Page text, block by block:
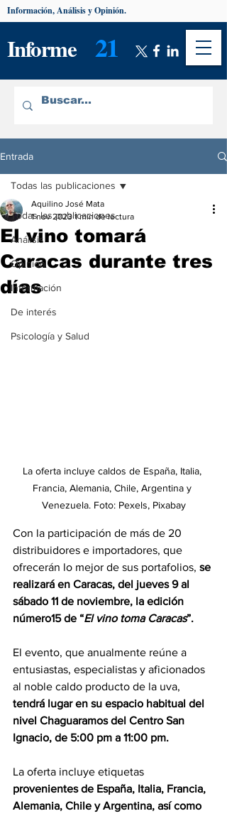
Informe 21
Información, Análisis y Opinión.
Entrada
Todas las publicaciones
Análisis
Opinión
Información
De interés
Psicología y Salud
Todas las publicaciones
El vino tomará
Caracas durante tres
días
Aquilino José Mata
1 nov 2023 1 min de lectura
La oferta incluye caldos de España, Italia,
Francia, Alemania, Chile, Argentina y
Venezuela. Foto: Pexels, Pixabay
Con la participación de más de 20
distribuidores e importadores, que
ofrecerán lo mejor de sus portafolios, se
realizará en Caracas, del jueves 9 al
sábado 11 de noviembre, la edición
número15 de “El vino toma Caracas”.
El evento, que anualmente reúne a
entusiastas, especialistas y aficionados
al noble caldo producto de la uva,
tendrá lugar en su espacio habitual del
nivel Chaguaramos del Centro San
Ignacio, de 5:00 pm a 11:00 pm.
La oferta incluye etiquetas
provenientes de España, Italia, Francia,
Alemania, Chile y Argentina, así como